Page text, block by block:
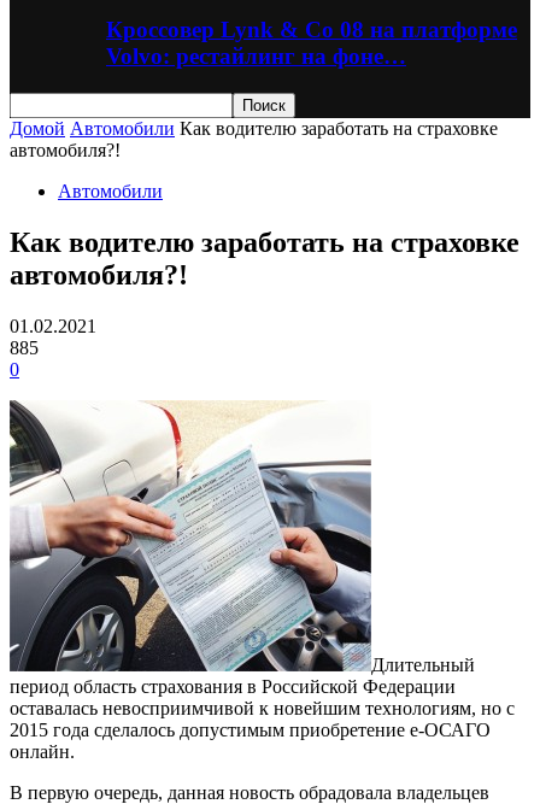
Кроссовер Lynk & Co 08 на платформе
Volvo: рестайлинг на фоне…
Домой Автомобили Как водителю заработать на страховке
автомобиля?!
Автомобили
Как водителю заработать на страховке
автомобиля?!
01.02.2021
885
0
Длительный
период область страхования в Российской Федерации
оставалась невосприимчивой к новейшим технологиям, но с
2015 года сделалось допустимым приобретение е-ОСАГО
онлайн.
В первую очередь, данная новость обрадовала владельцев